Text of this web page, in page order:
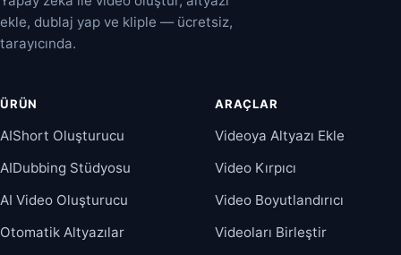
ekle, dublaj yap ve kliple — ücretsiz,
tarayıcında.
ÜRÜN
AIShort Oluşturucu
AIDubbing Stüdyosu
AI Video Oluşturucu
Otomatik Altyazılar
ARAÇLAR
Videoya Altyazı Ekle
Video Kırpıcı
Video Boyutlandırıcı
Videoları Birleştir